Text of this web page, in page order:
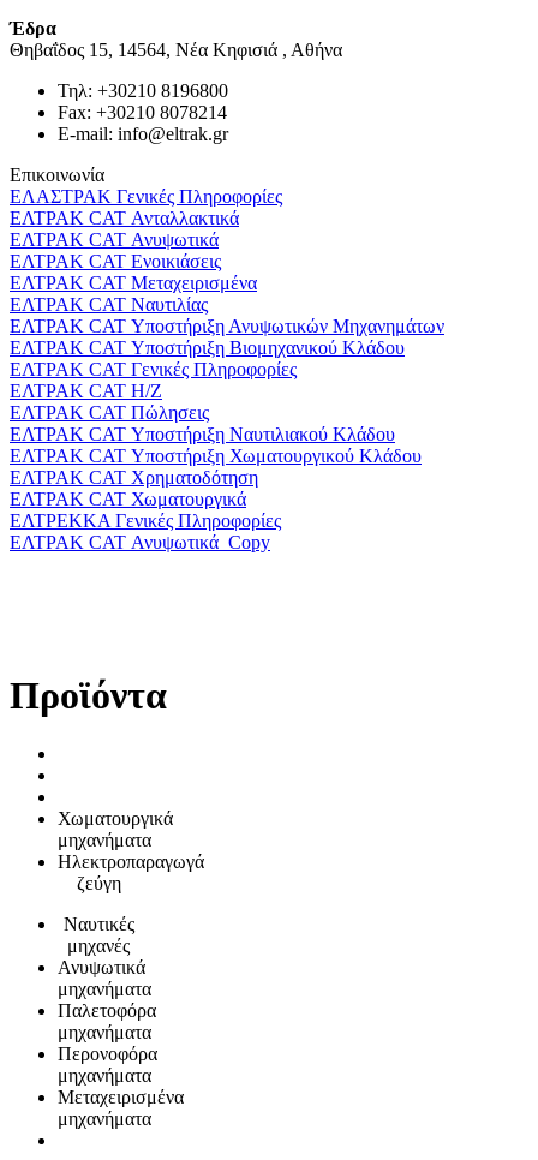
Έδρα
Θηβαΐδος 15, 14564, Nέα Κηφισιά , Αθήνα
Τηλ: +30210 8196800
Fax: +30210 8078214
E-mail: info@eltrak.gr
Επικοινωνία
ΕΛΑΣΤΡΑΚ Γενικές Πληροφορίες
ΕΛΤΡΑΚ CAT Ανταλλακτικά
ΕΛΤΡΑΚ CAT Ανυψωτικά
ΕΛΤΡΑΚ CAT Ενοικιάσεις
ΕΛΤΡΑΚ CAT Μεταχειρισμένα
ΕΛΤΡΑΚ CAT Ναυτιλίας
ΕΛΤΡΑΚ CAT Υποστήριξη Ανυψωτικών Μηχανημάτων
ΕΛΤΡΑΚ CAT Υποστήριξη Βιομηχανικού Κλάδου
ΕΛΤΡΑΚ CAT Γενικές Πληροφορίες
ΕΛΤΡΑΚ CAT Η/Ζ
ΕΛΤΡΑΚ CAT Πώλησεις
ΕΛΤΡΑΚ CAT Υποστήριξη Ναυτιλιακού Κλάδου
ΕΛΤΡΑΚ CAT Υποστήριξη Χωματουργικού Κλάδου
ΕΛΤΡΑΚ CAT Χρηματοδότηση
ΕΛΤΡΑΚ CAT Χωματουργικά
ΕΛΤΡΕΚΚΑ Γενικές Πληροφορίες
ΕΛΤΡΑΚ CAT Ανυψωτικά_Copy
Προϊόντα
Χωματουργικά
μηχανήματα
Ηλεκτροπαραγωγά
ζεύγη
Ναυτικές
μηχανές
Ανυψωτικά
μηχανήματα
Παλετοφόρα
μηχανήματα
Περονοφόρα
μηχανήματα
Μεταχειρισμένα
μηχανήματα